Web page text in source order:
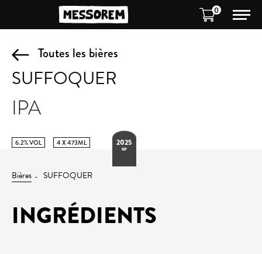
0
Toutes les bières
SUFFOQUER
IPA
6.2% VOL 4 X 473ML 2025
RIP
Bières SUFFOQUER
INGRÉDIENTS